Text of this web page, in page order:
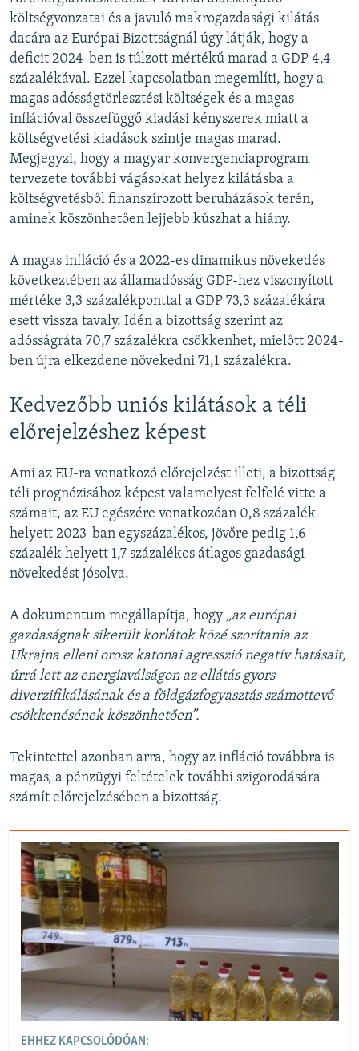
költségvonzatai és a javuló makrogazdasági kilátás
dacára az Európai Bizottságnál úgy látják, hogy a
deficit 2024-ben is túlzott mértékű marad a GDP 4,4
százalékával. Ezzel kapcsolatban megemlíti, hogy a
magas adósságtörlesztési költségek és a magas
inflációval összefüggő kiadási kényszerek miatt a
költségvetési kiadások szintje magas marad.
Megjegyzi, hogy a magyar konvergenciaprogram
tervezete további vágásokat helyez kilátásba a
költségvetésből finanszírozott beruházások terén,
aminek köszönhetően lejjebb kúszhat a hiány.
A magas infláció és a 2022-es dinamikus növekedés
következtében az államadósság GDP-hez viszonyított
mértéke 3,3 százalékponttal a GDP 73,3 százalékára
esett vissza tavaly. Idén a bizottság szerint az
adósságráta 70,7 százalékra csökkenhet, mielőtt 2024-
ben újra elkezdene növekedni 71,1 százalékra.
Kedvezőbb uniós kilátások a téli
előrejelzéshez képest
Ami az EU-ra vonatkozó előrejelzést illeti, a bizottság
téli prognózisához képest valamelyest felfelé vitte a
számait, az EU egészére vonatkozóan 0,8 százalék
helyett 2023-ban egyszázalékos, jövőre pedig 1,6
százalék helyett 1,7 százalékos átlagos gazdasági
növekedést jósolva.
A dokumentum megállapítja, hogy „az európai
gazdaságnak sikerült korlátok közé szorítania az
Ukrajna elleni orosz katonai agresszió negatív hatásait,
úrrá lett az energiaválságon az ellátás gyors
diverzifikálásának és a földgázfogyasztás számottevő
csökkenésének köszönhetően”.
Tekintettel azonban arra, hogy az infláció továbbra is
magas, a pénzügyi feltételek további szigorodására
számít előrejelzésében a bizottság.
EHHEZ KAPCSOLÓDÓAN: